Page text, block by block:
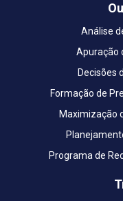
Análise
Apuração
Decisões
Formação de
Maximização
Programa de